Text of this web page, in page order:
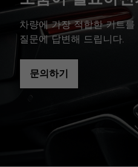
차량에 가장 적합한 키트
질문에 답변해 드립니다.
문의하기